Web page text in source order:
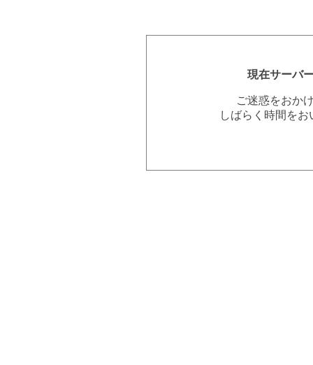
現在サーバ
ご迷惑をおか
しばらく時間を